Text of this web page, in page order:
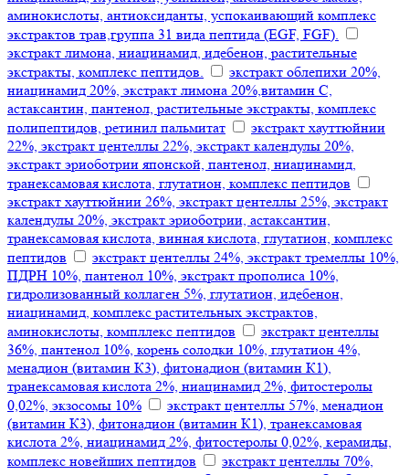
аминокислоты, антиоксиданты, успокаивающий комплекс
экстрактов трав,группа 31 вида пептида (EGF, FGF).
экстракт лимона, ниацинамид, идебенон, растительные
экстракты, комплекс пептидов.
экстракт облепихи 20%,
ниацинамид 20%, экстракт лимона 20%,витамин С,
астаксантин, пантенол, растительные экстракты, комплекс
полипептидов, ретинил пальмитат
экстракт хауттюйнии
22%, экстракт центеллы 22%, экстракт календулы 20%,
экстракт эриоботрии японской, пантенол, ниацинамид,
транексамовая кислота, глутатион, комплекс пептидов
экстракт хауттюйнии 26%, экстракт центеллы 25%, экстракт
календулы 20%, экстракт эриоботрии, астаксантин,
транексамовая кислота, винная кислота, глутатион, комплекс
пептидов
экстракт центеллы 24%, экстракт тремеллы 10%,
ПДРН 10%, пантенол 10%, экстракт прополиса 10%,
гидролизованный коллаген 5%, глутатион, идебенон,
ниацинамид, комплекс растительных экстрактов,
аминокислоты, компллекс пептидов
экстракт центеллы
36%, пантенол 10%, корень солодки 10%, глутатион 4%,
менадион (витамин К3), фитонадион (витамин К1),
транексамовая кислота 2%, ниацинамид 2%, фитостеролы
0,02%, экзосомы 10%
экстракт центеллы 57%, менадион
(витамин К3), фитонадион (витамин К1), транексамовая
кислота 2%, ниацинамид 2%, фитостеролы 0,02%, керамиды,
комплекс новейших пептидов
экстракт центеллы 70%,